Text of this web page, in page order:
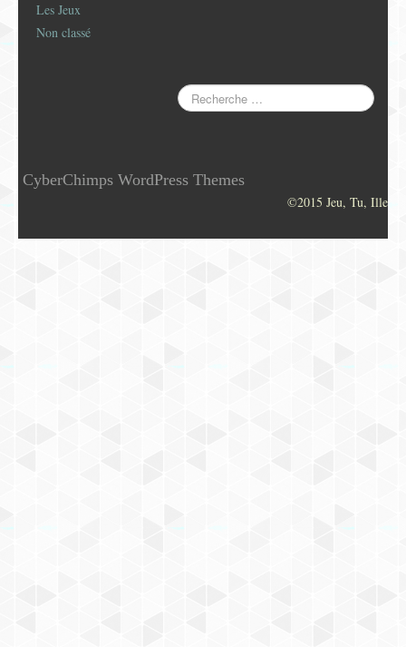
Les Jeux
Non classé
CyberChimps WordPress Themes
©2015 Jeu, Tu, Ille